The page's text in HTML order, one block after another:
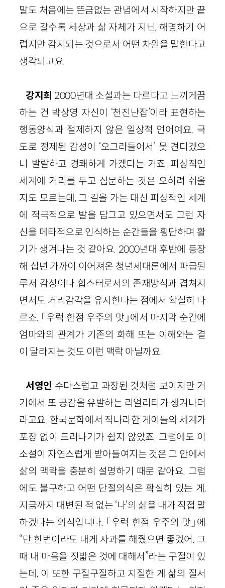
말도 처음에는 뜬금없는 관념에서 시작하지만 끝
으로 갈수록 세상과 삶 자체가 지닌, 해명하기 어
렵지만 감지되는 것으로서 어떤 차원을 말한다고
생각되고요.
강지희 2000년대 소설과는 다르다고 느끼게끔
하는 건 박상영 자신이 ‘천진난잡’이라 표현하는
행동양식과 절제하지 않은 일상적 언어예요. 극
도로 정제된 감성이 ‘오그라들어서’ 못 견디겠으
니 발랄하고 경쾌하게 가겠다는 거죠. 피상적인
세계에 거리를 두고 심문하는 것은 오히려 쉬울
지도 모르는데, 그 길을 가는 대신 피상적인 세계
에 적극적으로 발을 담그고 있으면서도 그런 자
신을 메타적으로 인식하는 순간들을 횡단하며 활
기가 생겨나는 것 같아요. 2000년대 후반에 등장
해 십년 가까이 이어져온 청년세대론에서 파급된
루저 감성이나 힙스터로서의 존재방식과 겹쳐지
면서도 거리감각을 유지한다는 점에서 확실히 다
르죠. 「우럭 한점 우주의 맛」에서 마지막 순간에
엄마와의 관계가 기존의 화해 또는 이해와는 결
이 달라지는 것도 이런 맥락 아닐까요.
서영인 수다스럽고 과장된 것처럼 보이지만 거
기에서 또 공감을 유발하는 리얼리티가 생겨나더
라고요. 한국문학에서 적나라한 게이들의 세계가
포장 없이 드러나기가 쉽지 않았죠. 그럼에도 이
소설이 자연스럽게 받아들여지는 것은 그 안에서
삶의 맥락을 충분히 설명하기 때문 같아요. 그럼
에도 불구하고 어떤 단절의식은 확실히 있는 게,
지금까지 대변된 적 없는 ‘나’의 삶을 내가 직접 말
하겠다는 의식입니다. 「우럭 한점 우주의 맛」에
“단 한번이라도 내게 사과를 해줬으면 좋겠어. 그
때 내 마음을 짓밟은 것에 대해서”라는 구절이 있
는데, 이 또한 구질구질하고 지질한 게 삶의 질서